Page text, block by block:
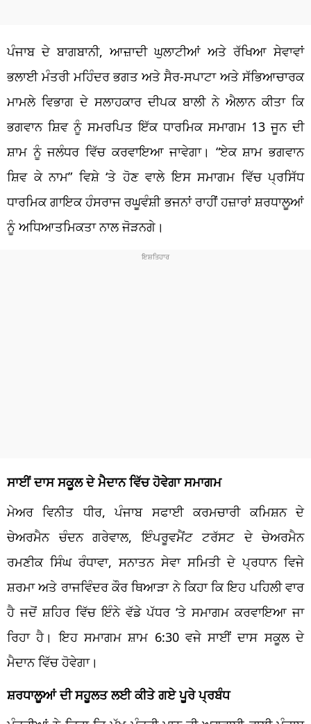
ਪੰਜਾਬ ਦੇ ਬਾਗਬਾਨੀ, ਆਜ਼ਾਦੀ ਘੁਲਾਟੀਆਂ ਅਤੇ ਰੱਖਿਆ ਸੇਵਾਵਾਂ
ਭਲਾਈ ਮੰਤਰੀ ਮਹਿੰਦਰ ਭਗਤ ਅਤੇ ਸੈਰ-ਸਪਾਟਾ ਅਤੇ ਸੱਭਿਆਚਾਰਕ
ਮਾਮਲੇ ਵਿਭਾਗ ਦੇ ਸਲਾਹਕਾਰ ਦੀਪਕ ਬਾਲੀ ਨੇ ਐਲਾਨ ਕੀਤਾ ਕਿ
ਭਗਵਾਨ ਸ਼ਿਵ ਨੂੰ ਸਮਰਪਿਤ ਇੱਕ ਧਾਰਮਿਕ ਸਮਾਗਮ 13 ਜੂਨ ਦੀ
ਸ਼ਾਮ ਨੂੰ ਜਲੰਧਰ ਵਿੱਚ ਕਰਵਾਇਆ ਜਾਵੇਗਾ। “ਏਕ ਸ਼ਾਮ ਭਗਵਾਨ
ਸ਼ਿਵ ਕੇ ਨਾਮ” ਵਿਸ਼ੇ ‘ਤੇ ਹੋਣ ਵਾਲੇ ਇਸ ਸਮਾਗਮ ਵਿੱਚ ਪ੍ਰਸਿੱਧ
ਧਾਰਮਿਕ ਗਾਇਕ ਹੰਸਰਾਜ ਰਘੂਵੰਸ਼ੀ ਭਜਨਾਂ ਰਾਹੀਂ ਹਜ਼ਾਰਾਂ ਸ਼ਰਧਾਲੂਆਂ
ਨੂੰ ਅਧਿਆਤਮਿਕਤਾ ਨਾਲ ਜੋੜਨਗੇ।
ਸਾਈਂ ਦਾਸ ਸਕੂਲ ਦੇ ਮੈਦਾਨ ਵਿੱਚ ਹੋਵੇਗਾ ਸਮਾਗਮ
ਮੇਅਰ ਵਿਨੀਤ ਧੀਰ, ਪੰਜਾਬ ਸਫਾਈ ਕਰਮਚਾਰੀ ਕਮਿਸ਼ਨ ਦੇ
ਚੇਅਰਮੈਨ ਚੰਦਨ ਗਰੇਵਾਲ, ਇੰਪਰੂਵਮੈਂਟ ਟਰੱਸਟ ਦੇ ਚੇਅਰਮੈਨ
ਰਮਣੀਕ ਸਿੰਘ ਰੰਧਾਵਾ, ਸਨਾਤਨ ਸੇਵਾ ਸਮਿਤੀ ਦੇ ਪ੍ਰਧਾਨ ਵਿਜੇ
ਸ਼ਰਮਾ ਅਤੇ ਰਾਜਵਿੰਦਰ ਕੌਰ ਥਿਆੜਾ ਨੇ ਕਿਹਾ ਕਿ ਇਹ ਪਹਿਲੀ ਵਾਰ
ਹੈ ਜਦੋਂ ਸ਼ਹਿਰ ਵਿੱਚ ਇੰਨੇ ਵੱਡੇ ਪੱਧਰ ‘ਤੇ ਸਮਾਗਮ ਕਰਵਾਇਆ ਜਾ
ਰਿਹਾ ਹੈ। ਇਹ ਸਮਾਗਮ ਸ਼ਾਮ 6:30 ਵਜੇ ਸਾਈਂ ਦਾਸ ਸਕੂਲ ਦੇ
ਮੈਦਾਨ ਵਿੱਚ ਹੋਵੇਗਾ।
ਸ਼ਰਧਾਲੂਆਂ ਦੀ ਸਹੂਲਤ ਲਈ ਕੀਤੇ ਗਏ ਪੂਰੇ ਪ੍ਰਬੰਧ